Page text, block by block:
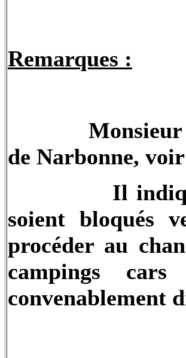
Remarques :
de Narbonne,
Il
soient bloqués
procéder au
campings
convenablement